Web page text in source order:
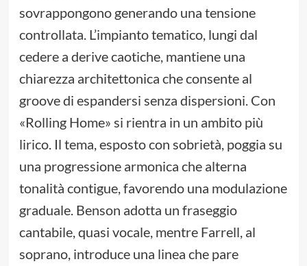
sovrappongono generando una tensione
controllata. L’impianto tematico, lungi dal
cedere a derive caotiche, mantiene una
chiarezza architettonica che consente al
groove di espandersi senza dispersioni. Con
«Rolling Home» si rientra in un ambito più
lirico. Il tema, esposto con sobrietà, poggia su
una progressione armonica che alterna
tonalità contigue, favorendo una modulazione
graduale. Benson adotta un fraseggio
cantabile, quasi vocale, mentre Farrell, al
soprano, introduce una linea che pare